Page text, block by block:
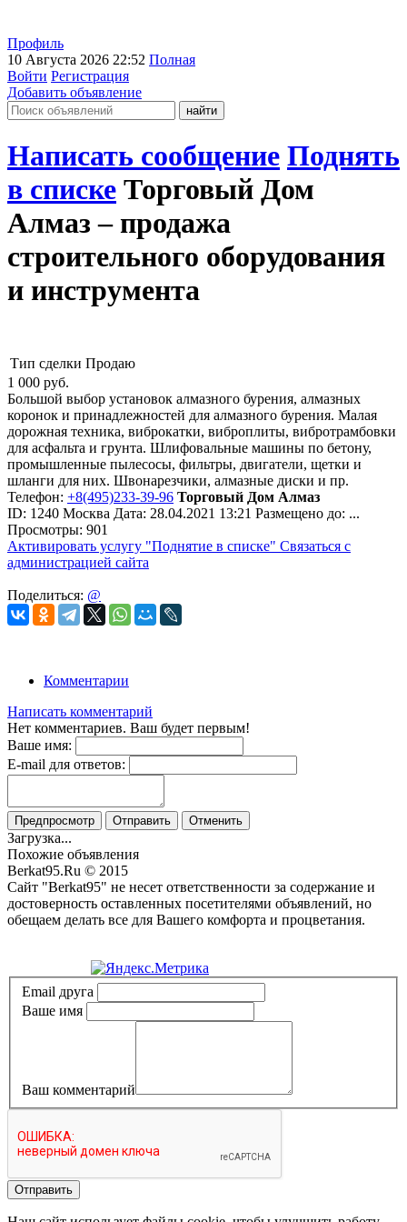
Профиль
10 Августа 2026 22:52 Полная
Войти Регистрация
Добавить объявление
Написать сообщение Поднять
в списке Торговый Дом
Алмаз – продажа
строительного оборудования
и инструмента
Тип сделки Продаю
1 000 руб.
Большой выбор установок алмазного бурения, алмазных
коронок и принадлежностей для алмазного бурения. Малая
дорожная техника, виброкатки, виброплиты, вибротрамбовки
для асфальта и грунта. Шлифовальные машины по бетону,
промышленные пылесосы, фильтры, двигатели, щетки и
шланги для них. Швонарезчики, алмазные диски и пр.
Телефон: +8(495)233-39-96 Торговый Дом Алмаз
ID: 1240 Москва Дата: 28.04.2021 13:21 Размещено до: ...
Просмотры: 901
Активировать услугу "Поднятие в списке" Связаться с
администрацией сайта
Поделиться: @
Комментарии
Написать комментарий
Нет комментариев. Ваш будет первым!
Ваше имя:
E-mail для ответов:
Предпросмотр Отправить Отменить
Загрузка...
Похожие объявления
Berkat95.Ru © 2015
Сайт "Berkat95" не несет ответственности за содержание и
достоверность оставленных посетителями объявлений, но
обещаем делать все для Вашего комфорта и процветания.
Email друга
Ваше имя
Ваш комментарий
Отправить